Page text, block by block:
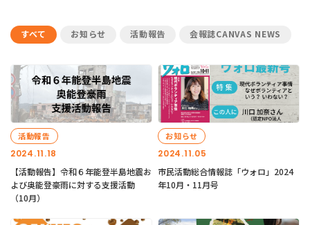
すべて お知らせ 活動報告 会報誌CANVAS NEWS
2024.11.18
活動報告
【活動報告】令和６年能登半島地震お
よび奥能登豪雨に対する支援活動
（10月）
2024.11.05
お知らせ
市民活動総合情報誌「ウォロ」2024
年10月・11月号